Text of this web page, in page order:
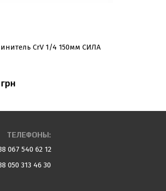
CrV 1/4 150мм СИЛА
ТЕЛЕФОНЫ:
067 540 62 12
050 313 46 30